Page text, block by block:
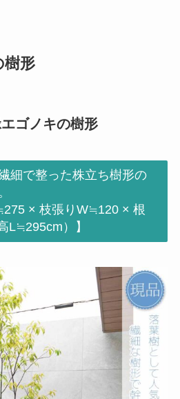
樹形
ゴノキの樹形
細で整った株立ち樹形の
× 枝張りW≒120 × 根
L≒295cm）】